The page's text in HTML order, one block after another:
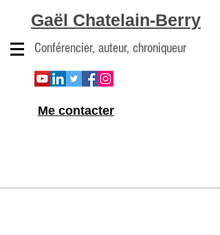
Gaël Chatelain-Berry
Conférencier, auteur, chroniqueur
Me contacter